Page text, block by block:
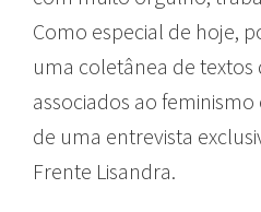
Como especial de hoje,
uma coletânea de
associados ao
de uma entrevista
Frente Lisandra.